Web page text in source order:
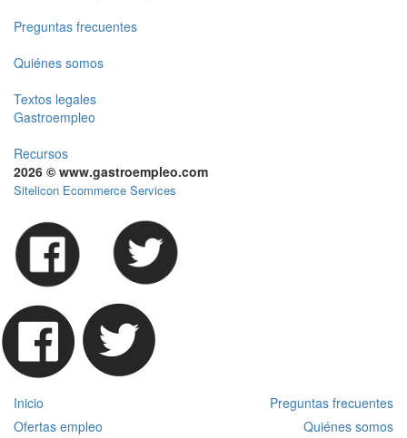
Preguntas frecuentes
Quiénes somos
Textos legales
Gastroempleo
Recursos
2026 © www.gastroempleo.com
Sitelicon Ecommerce Services
Inicio
Preguntas frecuentes
Ofertas empleo
Quiénes somos